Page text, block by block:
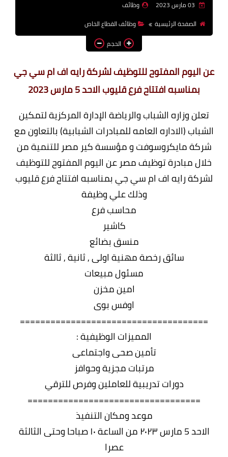
بالجامعات والمعاهد
اخبار
وظائف
الصفحة الرئيسية
وظائف القطاع الخاص
الحجم
عن اليوم المفتوح للتوظيف لشركة رايه اف ام سي جي
بمناسبه افتتاح فرع قليوب الاحد 5 مارس 2023
تعلن وزاره الشباب والرياضة الإدارة المركزية لتمكين
الشباب (الاداره العامه للمبادرات الشبابية) بالتعاون مع
شركة مايكروسوفت و مؤسسة كير مصر للتنمية من
خلال مبادرة توظيف مصر عن اليوم المفتوح للتوظيف
لشركة رايه اف ام سي جي بمناسبه افتتاح فرع قليوب
وذلك علي وظيفة
محاسب فرع
كاشير
منسق بضائع
سائق رخصة مهنية اولى , ثانية , ثالثة
مسئول مبيعات
امين مخزن
اوفس بوى
=====================================
المميزات الوظيفية :
تأمين صحى واجتماعى
مرتبات مجزية وحوافز
دورات تدريبية للعاملين وفرص للترقي
==================================
موعد ومكان التنفيذ
الاحد 5 مارس ٢٠٢٣ من الساعة ١٠ صباحا وحتى الثالثة
عصرا